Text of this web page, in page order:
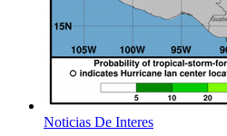
Noticias De Interes